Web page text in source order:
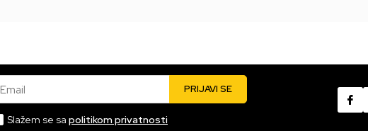
Email PRIJAVI SE
Slažem se sa politikom privatnosti